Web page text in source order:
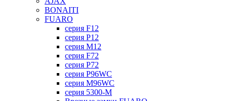
BONAITI
FUARO
серия F12
серия P12
серия M12
серия F72
серия P72
серия P96WC
серия M96WC
серия 5300-M